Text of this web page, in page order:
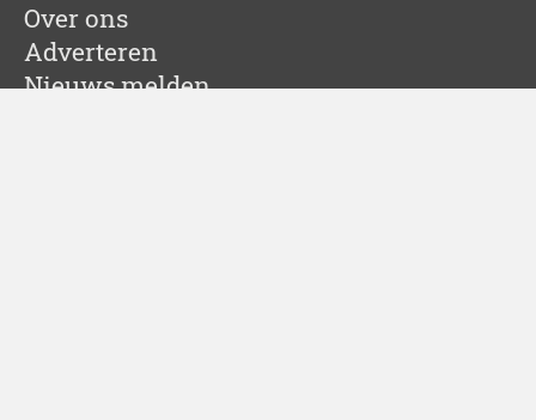
Over ons
Adverteren
Nieuws melden